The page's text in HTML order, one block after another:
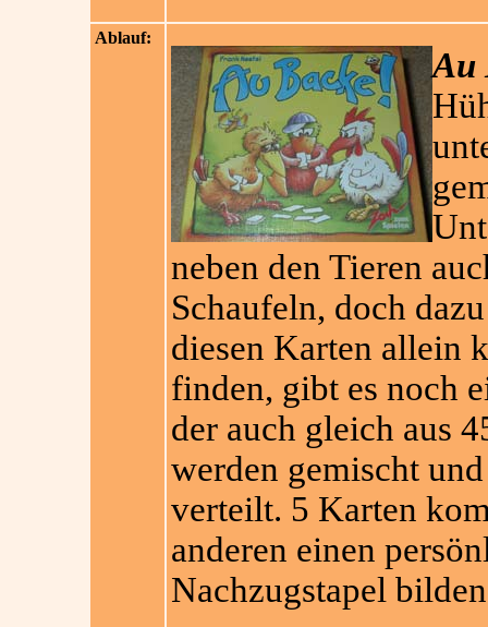
Ablauf:
Au
neben den Tieren
Schaufeln, doch
diesen Karten allein
finden, gibt es noch
der auch gleich aus
werden gemischt
verteilt. 5 Karten
anderen einen
Nachzugstapel